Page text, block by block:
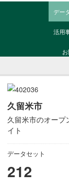
デー
活用
久留米市
久留米市のオープ
イト
データセット
212